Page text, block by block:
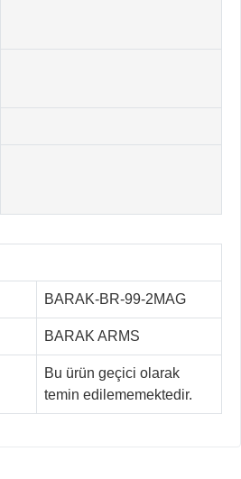
BARAK-BR-99-2MAG
BARAK ARMS
Bu ürün geçici olarak
temin edilememektedir.